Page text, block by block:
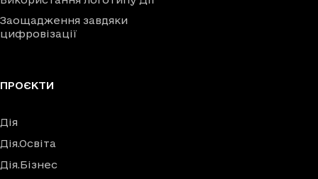
Заощадження завдяки
цифровізації
ПРОЄКТИ
Дія
Дія.Освіта
Дія.Бізнес